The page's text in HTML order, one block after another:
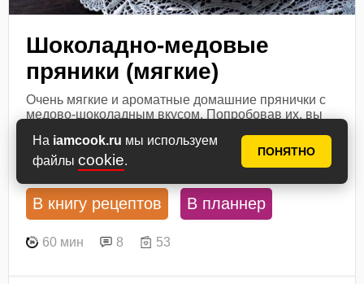
На iamcook.ru мы используем
файлы cookie.
ПОНЯТНО
Шоколадно-медовые
пряники (мягкие)
Очень мягкие и ароматные домашние прянички с
медово-шоколадным вкусом. Попробовав их, вы
Посмотреть рецепт
В книгу рецептов В планнер
60 мин 8 53